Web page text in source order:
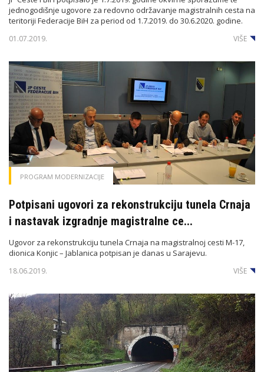
jednogodišnje ugovore za redovno održavanje magistralnih cesta na
teritoriji Federacije BiH za period od 1.7.2019. do 30.6.2020. godine.
01.07.2019. VIŠE
PROGRAM MODERNIZACIJE
Potpisani ugovori za rekonstrukciju tunela Crnaja
i nastavak izgradnje magistralne ce...
Ugovor za rekonstrukciju tunela Crnaja na magistralnoj cesti M-17,
dionica Konjic – Jablanica potpisan je danas u Sarajevu.
18.06.2019. VIŠE